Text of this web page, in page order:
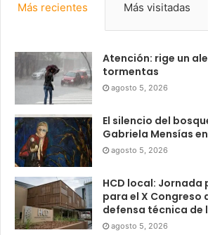
Más recientes Más visitadas
Atención: rige un
tormentas
agosto 5, 2026
El silencio del
Gabriela Mensías
agosto 5, 2026
HCD local:
para el X Congreso
defensa técnica de
agosto 5, 2026